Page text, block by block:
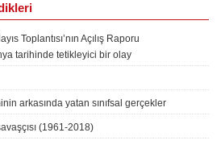
Toplantısı’nın Açılış Raporu
tarihinde tetikleyici bir olay
arkasında yatan sınıfsal gerçekler
(1961-2018)